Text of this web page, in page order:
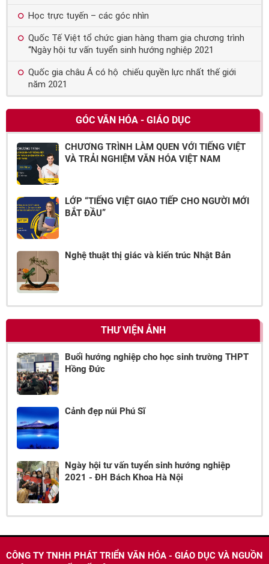
Học trực tuyến – các góc nhìn
Quốc Tế Việt tổ chức gian hàng tham gia chương trình
“Ngày hội tư vấn tuyển sinh hướng nghiệp 2021
Quốc gia châu Á có hộ chiếu quyền lực nhất thế giới
năm 2021
GÓC VĂN HÓA - GIÁO DỤC
CHƯƠNG TRÌNH LÀM QUEN VỚI TIẾNG VIỆT
VÀ TRẢI NGHIỆM VĂN HÓA VIỆT NAM
LỚP “TIẾNG VIỆT GIAO TIẾP CHO NGƯỜI MỚI
BẮT ĐẦU”
Nghệ thuật thị giác và kiến trúc Nhật Bản
THƯ VIỆN ẢNH
Buổi hướng nghiệp cho học sinh trường THPT
Hồng Đức
Cảnh đẹp núi Phú Sĩ
Ngày hội tư vấn tuyển sinh hướng nghiệp
2021 - ĐH Bách Khoa Hà Nội
CÔNG TY TNHH PHÁT TRIỂN VĂN HÓA - GIÁO DỤC VÀ NGUỒN